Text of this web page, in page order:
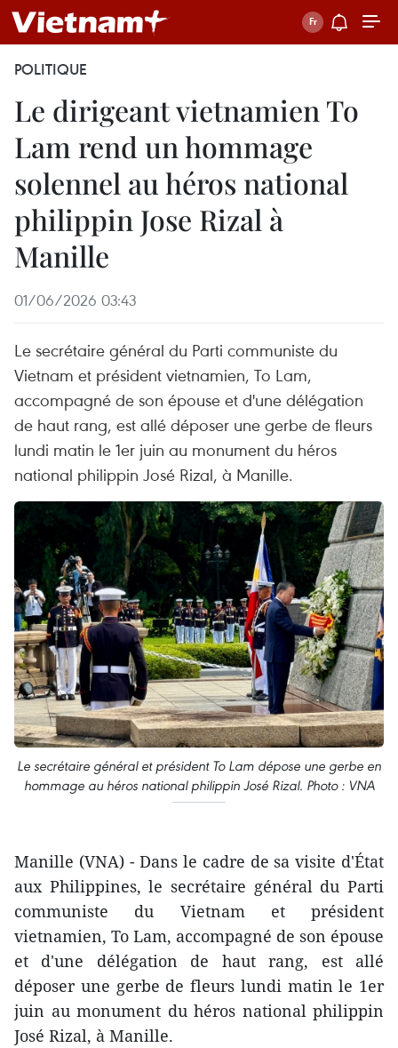
POLITIQUE
Le dirigeant vietnamien To
Lam rend un hommage
solennel au héros national
philippin Jose Rizal à
Manille
01/06/2026 03:43
Le secrétaire général du Parti communiste du
Vietnam et président vietnamien, To Lam,
accompagné de son épouse et d'une délégation
de haut rang, est allé déposer une gerbe de fleurs
lundi matin le 1er juin au monument du héros
national philippin José Rizal, à Manille.
Le secrétaire général et président To Lam dépose une gerbe en
hommage au héros national philippin José Rizal. Photo : VNA
Manille (VNA) - Dans le cadre de sa visite d'État
aux Philippines, le secrétaire général du Parti
communiste du Vietnam et président
vietnamien, To Lam, accompagné de son épouse
et d'une délégation de haut rang, est allé
déposer une gerbe de fleurs lundi matin le 1er
juin au monument du héros national philippin
José Rizal, à Manille.